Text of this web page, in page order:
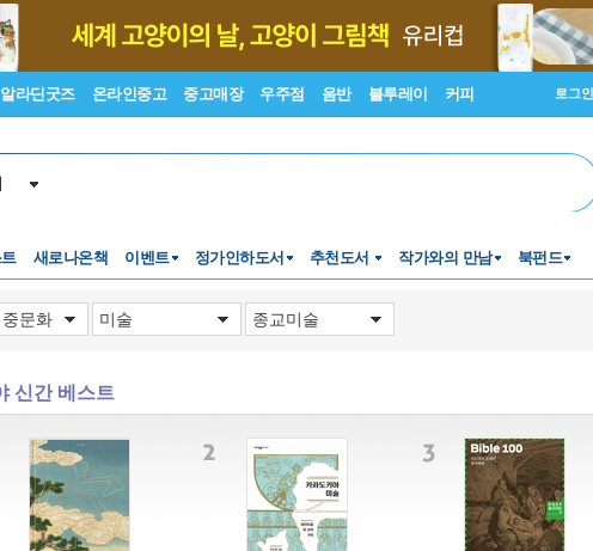
알라딘굿즈 온라인중고 중고매장 우주점 음반 블루레이 커피 로그인
새로나온책 이벤트 정가인하도서 추천도서 작가와의 만남 북펀드
크
신간 베스트